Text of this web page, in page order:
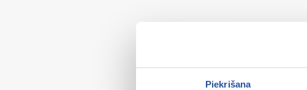
Piekrišana